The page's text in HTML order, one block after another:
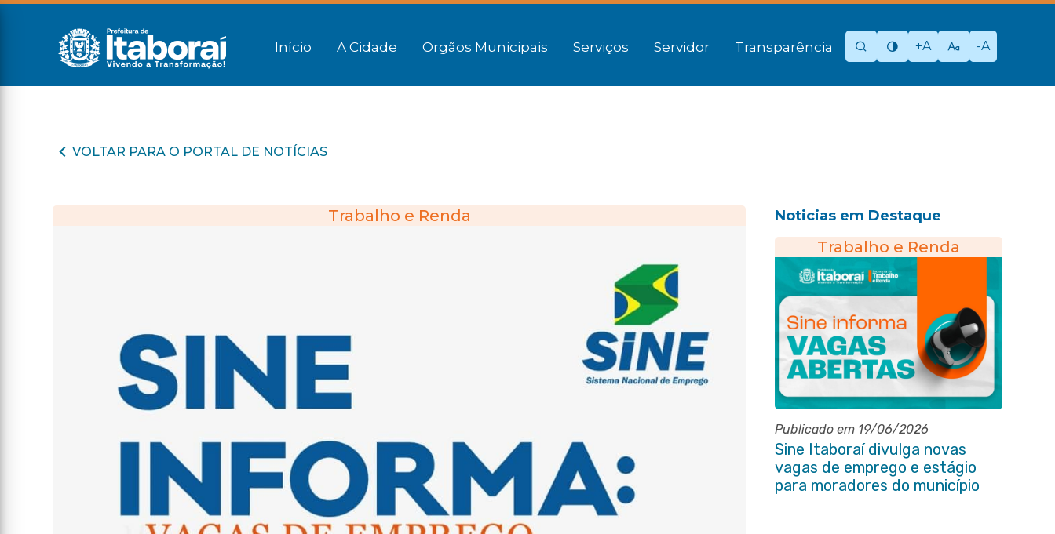
Início A Cidade Orgãos Municipais Serviços Servidor Transparência +A -A
VOLTAR PARA O PORTAL DE NOTÍCIAS
Trabalho e Renda Noticias em Destaque
Trabalho e Renda
Publicado em 19/06/2026
Sine Itaboraí divulga novas
vagas de emprego e estágio
para moradores do município